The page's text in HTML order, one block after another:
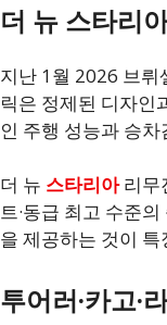
더 뉴 스타리
지난 1월 2026 브뤼
릭은 정제된 디자인
인 주행 성능과 승
더 뉴 스타리아리무
트·동급 최고 수준
을 제공하는 것이 특
투어러·카고·